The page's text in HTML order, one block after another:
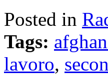
Posted in
Tags:
lavoro,